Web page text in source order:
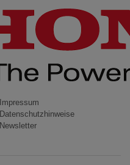
Impressum
Datenschutzhinweise
Newsletter